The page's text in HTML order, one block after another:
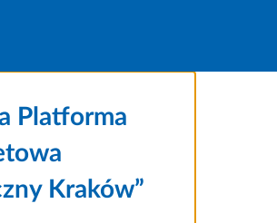
Platforma
Kraków”